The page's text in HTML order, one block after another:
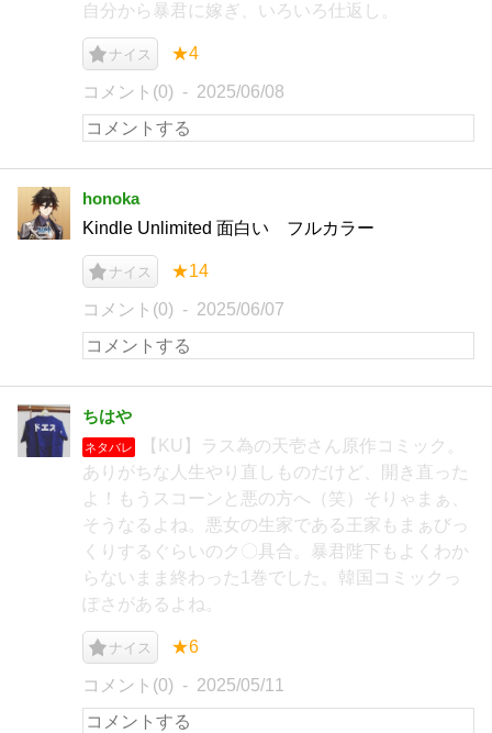
自分から暴君に嫁ぎ、いろいろ仕返し。
ナイス ★4
コメント(0) 2025/06/08
honoka
Kindle Unlimited 面白い フルカラー
ナイス ★14
コメント(0) 2025/06/07
ちはや
ネタバレ
【KU】ラス為の天壱さん原作コミック。
ありがちな人生やり直しものだけど、開き直った
よ！もうスコーンと悪の方へ（笑）そりゃまぁ、
そうなるよね。悪女の生家である王家もまぁびっ
くりするぐらいのク〇具合。暴君陛下もよくわか
らないまま終わった1巻でした。韓国コミックっ
ぽさがあるよね。
ナイス ★6
コメント(0) 2025/05/11